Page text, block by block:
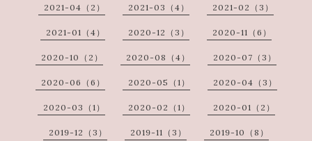
2021-04（2） 2021-03（4） 2021-02（3）
2021-01（4） 2020-12（3） 2020-11（6）
2020-10（2） 2020-08（4） 2020-07（3）
2020-06（6） 2020-05（1） 2020-04（3）
2020-03（1） 2020-02（1） 2020-01（2）
2019-12（3） 2019-11（3） 2019-10（8）